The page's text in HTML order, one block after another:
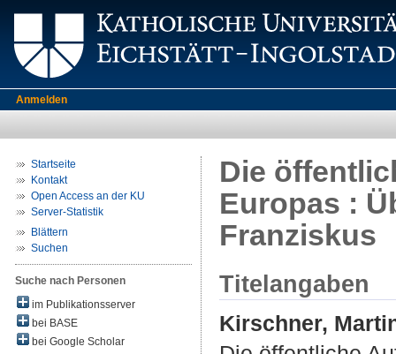
Anmelden
Startseite
Kontakt
Open Access an der KU
Server-Statistik
Blättern
Suchen
Suche nach Personen
im Publikationsserver
bei BASE
bei Google Scholar
Die
Europas :
Franziskus
Titelangaben
Kirschner,